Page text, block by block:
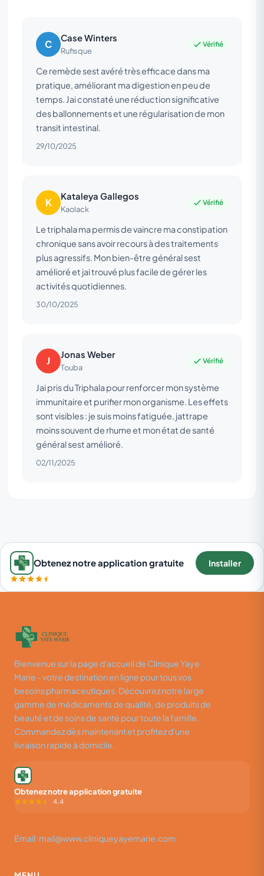
C Case Winters
Rufisque
Vérifié
Ce remède sest avéré très efficace dans ma
pratique, améliorant ma digestion en peu de
temps. Jai constaté une réduction significative
des ballonnements et une régularisation de mon
transit intestinal.
29/10/2025
K Kataleya Gallegos
Kaolack
Vérifié
Le triphala ma permis de vaincre ma constipation
chronique sans avoir recours à des traitements
plus agressifs. Mon bien-être général sest
amélioré et jai trouvé plus facile de gérer les
activités quotidiennes.
30/10/2025
J Jonas Weber
Touba
Vérifié
Jai pris du Triphala pour renforcer mon système
immunitaire et purifier mon organisme. Les effets
sont visibles : je suis moins fatiguée, jattrape
moins souvent de rhume et mon état de santé
général sest amélioré.
02/11/2025
Obtenez notre application gratuite Installer
Bienvenue sur la page d'accueil de Clinique Yaye
Marie - votre destination en ligne pour tous vos
besoins pharmaceutiques. Découvrez notre large
gamme de médicaments de qualité, de produits de
beauté et de soins de santé pour toute la famille.
Commandez dès maintenant et profitez d'une
livraison rapide à domicile.
Obtenez notre application gratuite
4.4
Email: mail@www.cliniqueyayemarie.com